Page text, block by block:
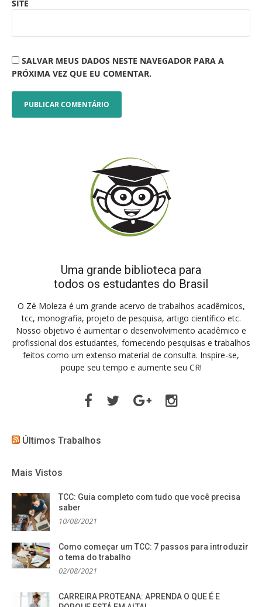
SITE
SALVAR MEUS DADOS NESTE NAVEGADOR PARA A
PRÓXIMA VEZ QUE EU COMENTAR.
Uma grande biblioteca para
todos os estudantes do Brasil
O Zé Moleza é um grande acervo de trabalhos acadêmicos,
tcc, monografia, projeto de pesquisa, artigo científico etc.
Nosso objetivo é aumentar o desenvolvimento acadêmico e
profissional dos estudantes, fornecendo pesquisas e trabalhos
feitos como um extenso material de consulta. Inspire-se,
poupe seu tempo e aumente seu CR!
FacebookTwitter Google
Plus
Instagram
Últimos Trabalhos
Mais Vistos
TCC: Guia completo com tudo que você precisa
saber
10/08/2021
Como começar um TCC: 7 passos para introduzir
o tema do trabalho
02/08/2021
CARREIRA PROTEANA: APRENDA O QUE É E